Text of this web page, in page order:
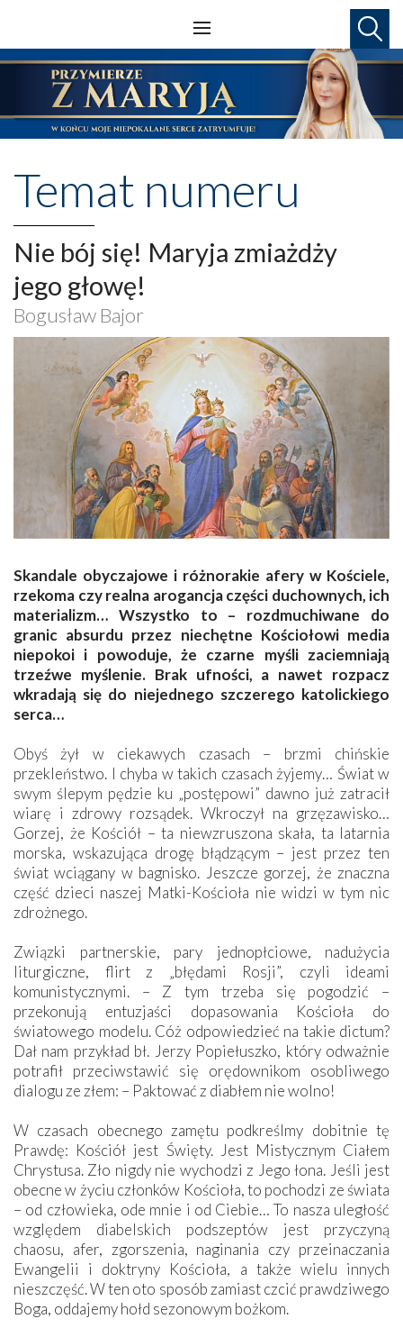
Temat numeru
Nie bój się! Maryja zmiażdży
jego głowę!
Bogusław Bajor
Skandale obyczajowe i różnorakie afery w Kościele,
rzekoma czy realna arogancja części duchownych, ich
materializm… Wszystko to – rozdmuchiwane do
granic absurdu przez niechętne Kościołowi media
niepokoi i powoduje, że czarne myśli zaciemniają
trzeźwe myślenie. Brak ufności, a nawet rozpacz
wkradają się do niejednego szczerego katolickiego
serca…
Obyś żył w ciekawych czasach – brzmi chińskie
przekleństwo. I chyba w takich czasach żyjemy… Świat w
swym ślepym pędzie ku „postępowi” dawno już zatracił
wiarę i zdrowy rozsądek. Wkroczył na grzęzawisko…
Gorzej, że Kościół – ta niewzruszona skała, ta latarnia
morska, wskazująca drogę błądzącym – jest przez ten
świat wciągany w bagnisko. Jeszcze gorzej, że znaczna
część dzieci naszej Matki-Kościoła nie widzi w tym nic
zdrożnego.
Związki partnerskie, pary jednopłciowe, nadużycia
liturgiczne, flirt z „błędami Rosji”, czyli ideami
komunistycznymi. – Z tym trzeba się pogodzić –
przekonują entuzjaści dopasowania Kościoła do
światowego modelu. Cóż odpowiedzieć na takie dictum?
Dał nam przykład bł. Jerzy Popiełuszko, który odważnie
potrafił przeciwstawić się orędownikom osobliwego
dialogu ze złem: – Paktować z diabłem nie wolno!
W czasach obecnego zamętu podkreślmy dobitnie tę
Prawdę: Kościół jest Święty. Jest Mistycznym Ciałem
Chrystusa. Zło nigdy nie wychodzi z Jego łona. Jeśli jest
obecne w życiu członków Kościoła, to pochodzi ze świata
– od człowieka, ode mnie i od Ciebie… To nasza uległość
względem diabelskich podszeptów jest przyczyną
chaosu, afer, zgorszenia, naginania czy przeinaczania
Ewangelii i doktryny Kościoła, a także wielu innych
nieszczęść. W ten oto sposób zamiast czcić prawdziwego
Boga, oddajemy hołd sezonowym bożkom.